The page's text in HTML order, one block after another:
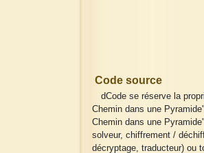
Code source
dCode se réserve la
Chemin dans une
Chemin dans une
solveur, chiffrement /
décryptage, traducteur) ou